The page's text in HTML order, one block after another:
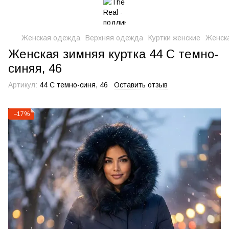
Женская одежда Верхняя одежда Куртки женские
Женская зимняя куртка 44 С темно-
синяя, 46
Артикул: 44 С темно-синя, 46 Оставить отзыв
−17%